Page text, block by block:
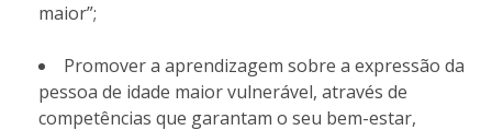
maior”;
Promover a aprendizagem sobre a expressão da
pessoa de idade maior vulnerável, através de
competências que garantam o seu bem-estar,